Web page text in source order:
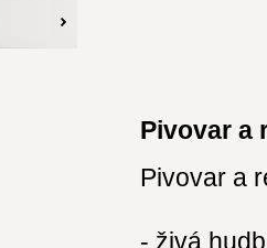
Pivovar a
Pivovar a
- živá